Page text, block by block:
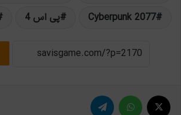
Cyberpunk 2077
پی اس 4